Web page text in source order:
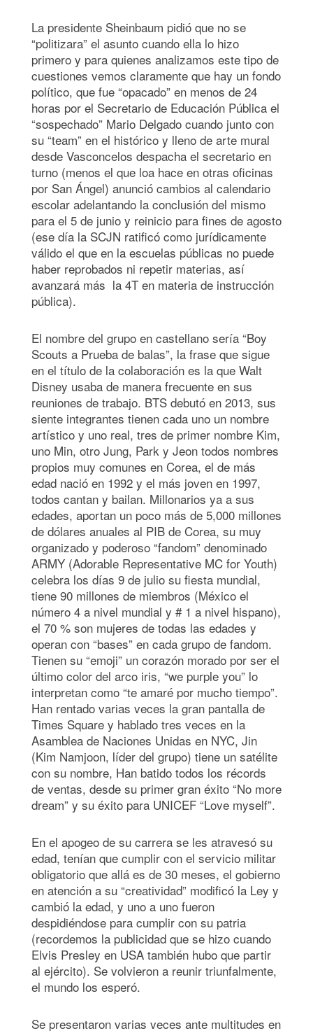
La presidente Sheinbaum pidió que no se
“politizara” el asunto cuando ella lo hizo
primero y para quienes analizamos este tipo de
cuestiones vemos claramente que hay un fondo
político, que fue “opacado” en menos de 24
horas por el Secretario de Educación Pública el
“sospechado” Mario Delgado cuando junto con
su “team” en el histórico y lleno de arte mural
desde Vasconcelos despacha el secretario en
turno (menos el que loa hace en otras oficinas
por San Ángel) anunció cambios al calendario
escolar adelantando la conclusión del mismo
para el 5 de junio y reinicio para fines de agosto
(ese día la SCJN ratificó como jurídicamente
válido el que en la escuelas públicas no puede
haber reprobados ni repetir materias, así
avanzará más la 4T en materia de instrucción
pública).
El nombre del grupo en castellano sería “Boy
Scouts a Prueba de balas”, la frase que sigue
en el título de la colaboración es la que Walt
Disney usaba de manera frecuente en sus
reuniones de trabajo. BTS debutó en 2013, sus
siente integrantes tienen cada uno un nombre
artístico y uno real, tres de primer nombre Kim,
uno Min, otro Jung, Park y Jeon todos nombres
propios muy comunes en Corea, el de más
edad nació en 1992 y el más joven en 1997,
todos cantan y bailan. Millonarios ya a sus
edades, aportan un poco más de 5,000 millones
de dólares anuales al PIB de Corea, su muy
organizado y poderoso “fandom” denominado
ARMY (Adorable Representative MC for Youth)
celebra los días 9 de julio su fiesta mundial,
tiene 90 millones de miembros (México el
número 4 a nivel mundial y # 1 a nivel hispano),
el 70 % son mujeres de todas las edades y
operan con “bases” en cada grupo de fandom.
Tienen su “emoji” un corazón morado por ser el
último color del arco iris, “we purple you” lo
interpretan como “te amaré por mucho tiempo”.
Han rentado varias veces la gran pantalla de
Times Square y hablado tres veces en la
Asamblea de Naciones Unidas en NYC, Jin
(Kim Namjoon, líder del grupo) tiene un satélite
con su nombre, Han batido todos los récords
de ventas, desde su primer gran éxito “No more
dream” y su éxito para UNICEF “Love myself”.
En el apogeo de su carrera se les atravesó su
edad, tenían que cumplir con el servicio militar
obligatorio que allá es de 30 meses, el gobierno
en atención a su “creatividad” modificó la Ley y
cambió la edad, y uno a uno fueron
despidiéndose para cumplir con su patria
(recordemos la publicidad que se hizo cuando
Elvis Presley en USA también hubo que partir
al ejército). Se volvieron a reunir triunfalmente,
el mundo los esperó.
Se presentaron varias veces ante multitudes en